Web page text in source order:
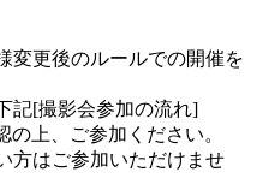
変更後のルールでの開催を
記[撮影会参加の流れ]
の上、ご参加ください。
方はご参加いただけませ